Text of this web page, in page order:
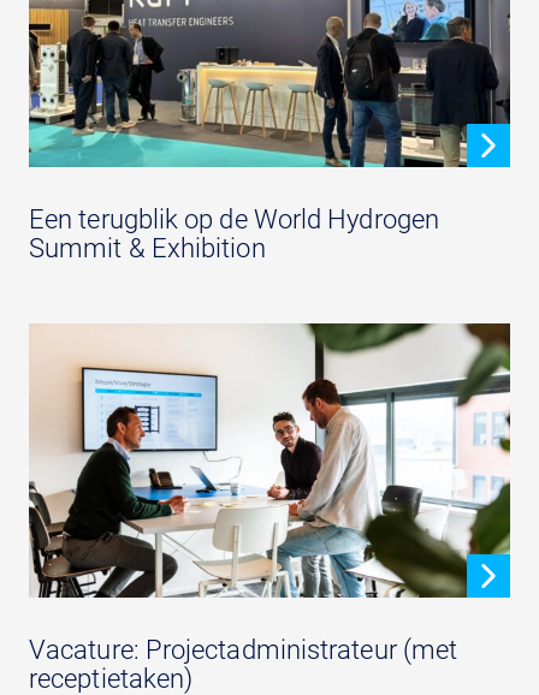
Een terugblik op de World Hydrogen
Summit & Exhibition
Vacature: Projectadministrateur (met
receptietaken)